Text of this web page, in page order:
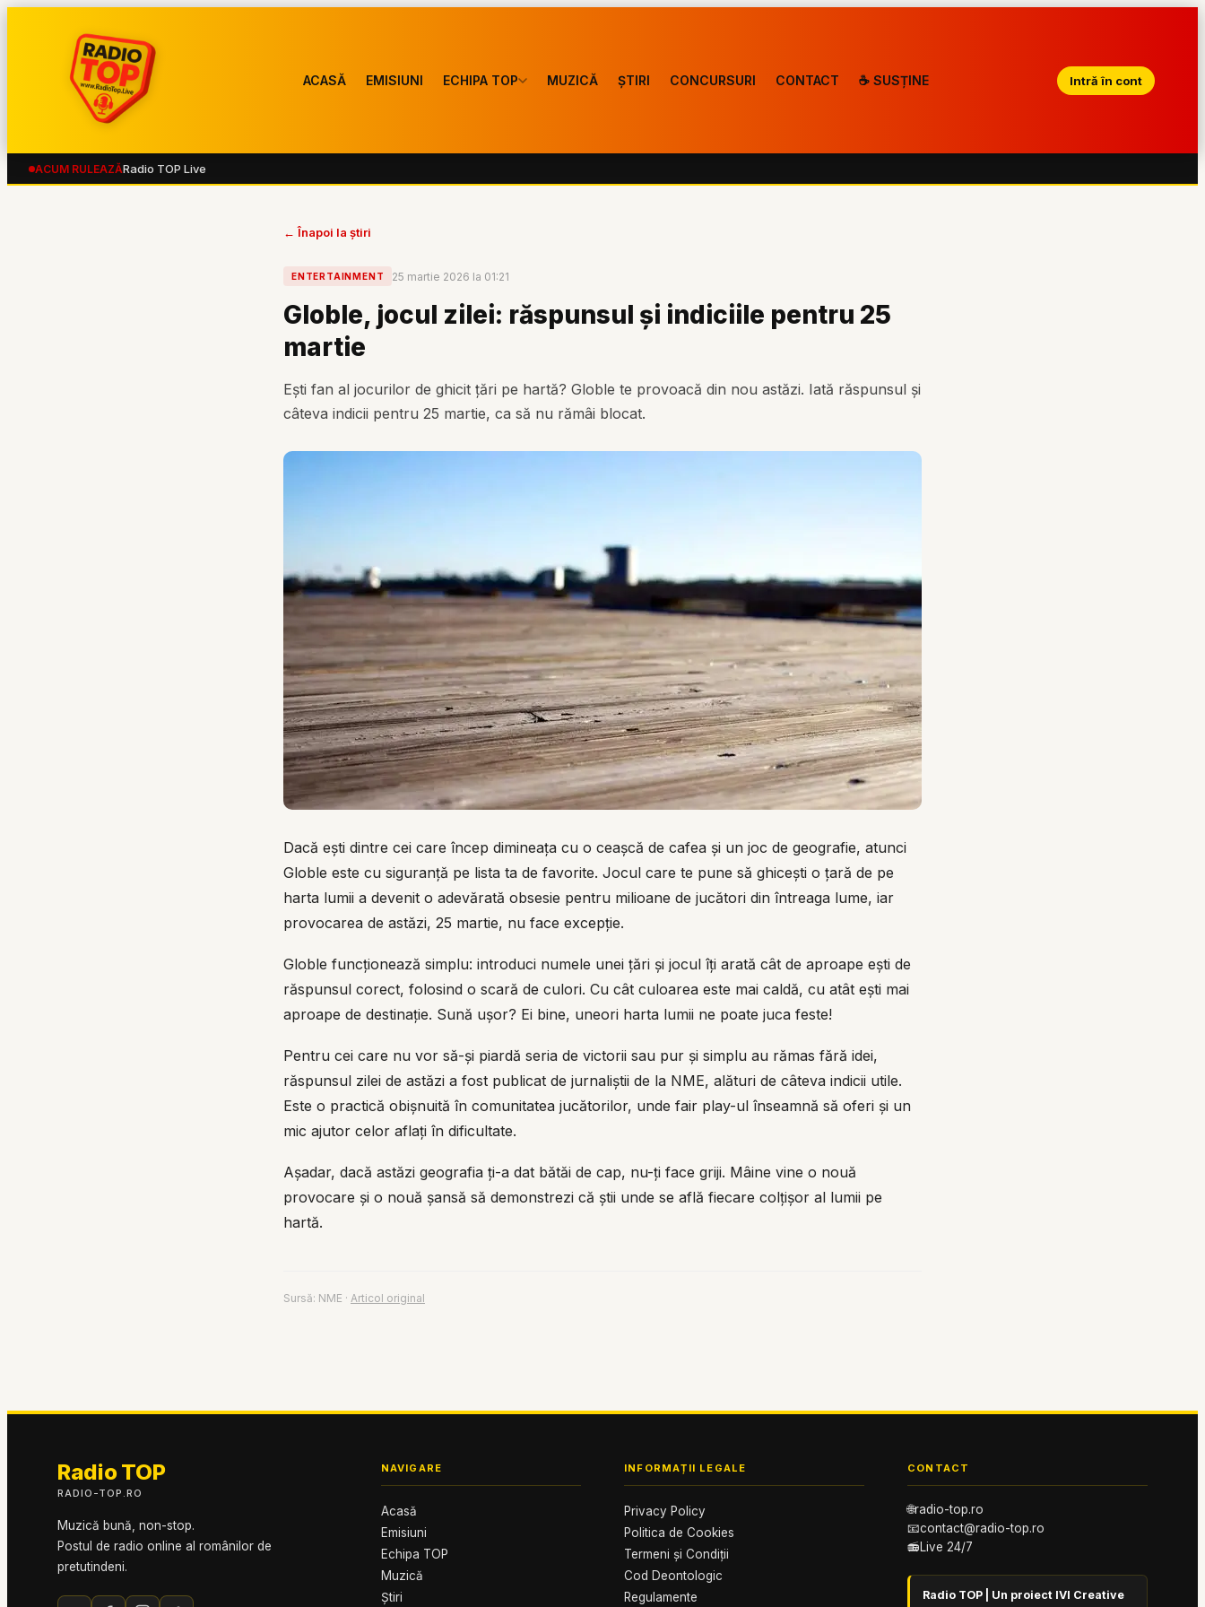
ACASĂ EMISIUNI ECHIPA TOP MUZICĂ ȘTIRI CONCURSURI CONTACT ☕ SUSȚINE Intră în cont
ACUM RULEAZĂRadio TOP Live
← Înapoi la știri
ENTERTAINMENT 25 martie 2026 la 01:21
Globle, jocul zilei: răspunsul și indiciile pentru 25
martie
Ești fan al jocurilor de ghicit țări pe hartă? Globle te provoacă din nou astăzi. Iată răspunsul și
câteva indicii pentru 25 martie, ca să nu rămâi blocat.
Dacă ești dintre cei care încep dimineața cu o ceașcă de cafea și un joc de geografie, atunci
Globle este cu siguranță pe lista ta de favorite. Jocul care te pune să ghicești o țară de pe
harta lumii a devenit o adevărată obsesie pentru milioane de jucători din întreaga lume, iar
provocarea de astăzi, 25 martie, nu face excepție.
Globle funcționează simplu: introduci numele unei țări și jocul îți arată cât de aproape ești de
răspunsul corect, folosind o scară de culori. Cu cât culoarea este mai caldă, cu atât ești mai
aproape de destinație. Sună ușor? Ei bine, uneori harta lumii ne poate juca feste!
Pentru cei care nu vor să-și piardă seria de victorii sau pur și simplu au rămas fără idei,
răspunsul zilei de astăzi a fost publicat de jurnaliștii de la NME, alături de câteva indicii utile.
Este o practică obișnuită în comunitatea jucătorilor, unde fair play-ul înseamnă să oferi și un
mic ajutor celor aflați în dificultate.
Așadar, dacă astăzi geografia ți-a dat bătăi de cap, nu-ți face griji. Mâine vine o nouă
provocare și o nouă șansă să demonstrezi că știi unde se află fiecare colțișor al lumii pe
hartă.
Sursă: NME · Articol original
Radio TOP
RADIO-TOP.RO
Muzică bună, non-stop.
Postul de radio online al românilor de
pretutindeni.
NAVIGARE
Acasă
Emisiuni
Echipa TOP
Muzică
Știri
INFORMAȚII LEGALE
Privacy Policy
Politica de Cookies
Termeni și Condiții
Cod Deontologic
Regulamente
CONTACT
🌐radio-top.ro
📧contact@radio-top.ro
📻Live 24/7
Radio TOP | Un proiect IVI Creative